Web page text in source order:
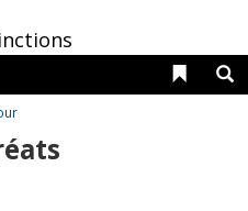
Liens